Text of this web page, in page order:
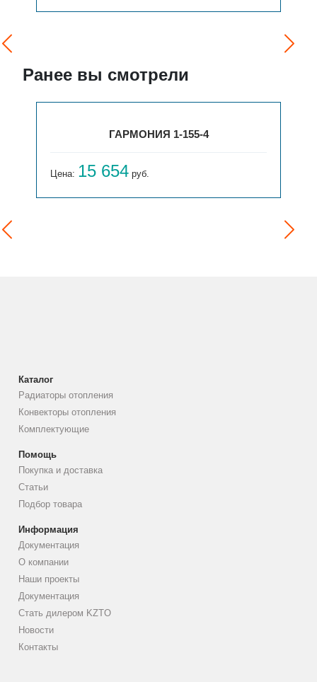
Ранее вы смотрели
ГАРМОНИЯ 1-155-4
Цена: 15 654 руб.
Каталог
Радиаторы отопления
Конвекторы отопления
Комплектующие
Помощь
Покупка и доставка
Статьи
Подбор товара
Информация
Документация
О компании
Наши проекты
Документация
Стать дилером KZTO
Новости
Контакты